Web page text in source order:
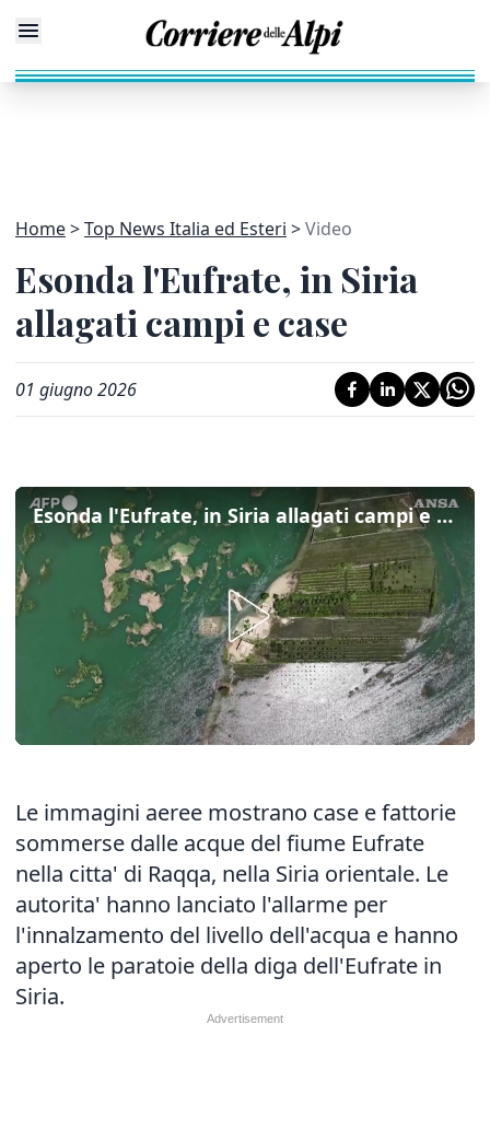
Home Top News Italia ed Esteri Video
Esonda l'Eufrate, in Siria
allagati campi e case
01 giugno 2026
Esonda l'Eufrate, in Siria allagati campi e case
Le immagini aeree mostrano case e fattorie
sommerse dalle acque del fiume Eufrate
nella citta' di Raqqa, nella Siria orientale. Le
autorita' hanno lanciato l'allarme per
l'innalzamento del livello dell'acqua e hanno
aperto le paratoie della diga dell'Eufrate in
Siria.